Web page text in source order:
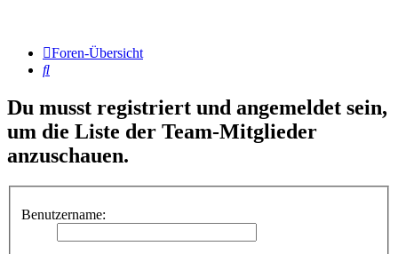
Foren-Übersicht
Suche
Du musst registriert und angemeldet sein,
um die Liste der Team-Mitglieder
anzuschauen.
Benutzername: